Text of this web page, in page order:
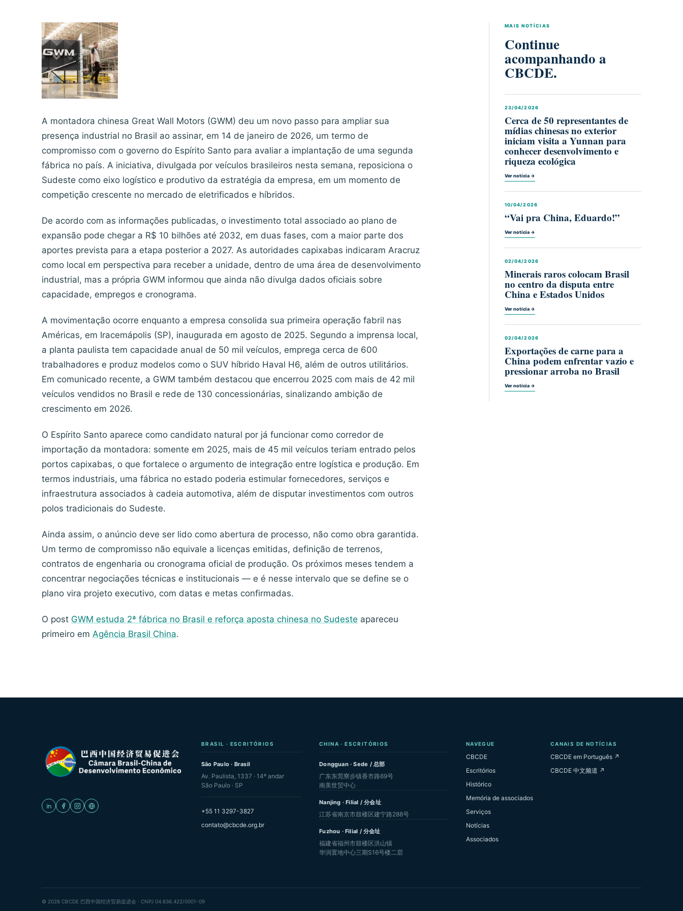
A montadora chinesa Great Wall Motors (GWM) deu um novo passo para ampliar sua
presença industrial no Brasil ao assinar, em 14 de janeiro de 2026, um termo de
compromisso com o governo do Espírito Santo para avaliar a implantação de uma segunda
fábrica no país. A iniciativa, divulgada por veículos brasileiros nesta semana, reposiciona o
Sudeste como eixo logístico e produtivo da estratégia da empresa, em um momento de
competição crescente no mercado de eletrificados e híbridos.
De acordo com as informações publicadas, o investimento total associado ao plano de
expansão pode chegar a R$ 10 bilhões até 2032, em duas fases, com a maior parte dos
aportes prevista para a etapa posterior a 2027. As autoridades capixabas indicaram Aracruz
como local em perspectiva para receber a unidade, dentro de uma área de desenvolvimento
industrial, mas a própria GWM informou que ainda não divulga dados oficiais sobre
capacidade, empregos e cronograma.
A movimentação ocorre enquanto a empresa consolida sua primeira operação fabril nas
Américas, em Iracemápolis (SP), inaugurada em agosto de 2025. Segundo a imprensa local,
a planta paulista tem capacidade anual de 50 mil veículos, emprega cerca de 600
trabalhadores e produz modelos como o SUV híbrido Haval H6, além de outros utilitários.
Em comunicado recente, a GWM também destacou que encerrou 2025 com mais de 42 mil
veículos vendidos no Brasil e rede de 130 concessionárias, sinalizando ambição de
crescimento em 2026.
O Espírito Santo aparece como candidato natural por já funcionar como corredor de
importação da montadora: somente em 2025, mais de 45 mil veículos teriam entrado pelos
portos capixabas, o que fortalece o argumento de integração entre logística e produção. Em
termos industriais, uma fábrica no estado poderia estimular fornecedores, serviços e
infraestrutura associados à cadeia automotiva, além de disputar investimentos com outros
polos tradicionais do Sudeste.
Ainda assim, o anúncio deve ser lido como abertura de processo, não como obra garantida.
Um termo de compromisso não equivale a licenças emitidas, definição de terrenos,
contratos de engenharia ou cronograma oficial de produção. Os próximos meses tendem a
concentrar negociações técnicas e institucionais — e é nesse intervalo que se define se o
plano vira projeto executivo, com datas e metas confirmadas.
O post GWM estuda 2ª fábrica no Brasil e reforça aposta chinesa no Sudeste apareceu
primeiro em Agência Brasil China.
MAIS NOTÍCIAS
Continue
acompanhando a
CBCDE.
23/04/2026
Cerca de 50 representantes de
mídias chinesas no exterior
iniciam visita a Yunnan para
conhecer desenvolvimento e
riqueza ecológica
Ver notícia →
10/04/2026
“Vai pra China, Eduardo!”
Ver notícia →
02/04/2026
Minerais raros colocam Brasil
no centro da disputa entre
China e Estados Unidos
Ver notícia →
02/04/2026
Exportações de carne para a
China podem enfrentar vazio e
pressionar arroba no Brasil
Ver notícia →
BRASIL · ESCRITÓRIOS
São Paulo · Brasil
Av. Paulista, 1337 · 14º andar
São Paulo · SP
+55 11 3297-3827
contato@cbcde.org.br
CHINA · ESCRITÓRIOS
Dongguan · Sede / 总部
广东东莞寮步镇香市路69号
南美世贸中心
Nanjing · Filial / 分会址
江苏省南京市鼓楼区建宁路288号
Fuzhou · Filial / 分会址
福建省福州市鼓楼区洪山镇
华润置地中心三期S16号楼二层
NAVEGUE
CBCDE
Escritórios
Histórico
Memória de associados
Serviços
Notícias
Associados
CANAIS DE NOTÍCIAS
CBCDE em Português ↗
CBCDE 中文频道 ↗
© 2026 CBCDE 巴西中国经济贸易促进会 · CNPJ 04.636.422/0001-09